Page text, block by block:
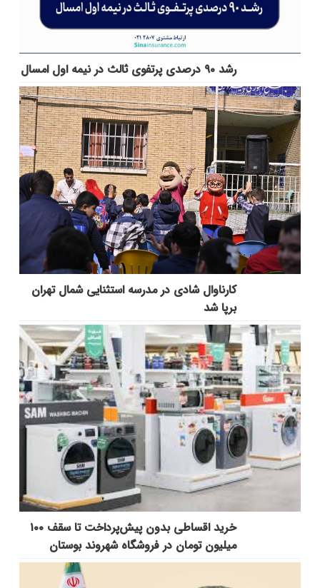
رشد ۹۰ درصدی پرتفوی ثالث در نیمه اول امسال
کارناوال شادی در مدرسه استثنایی شمال تهران
برپا شد
خرید اقساطی بدون پیش‌پرداخت تا سقف ۱۰۰
میلیون تومان در فروشگاه شهروند بوستان